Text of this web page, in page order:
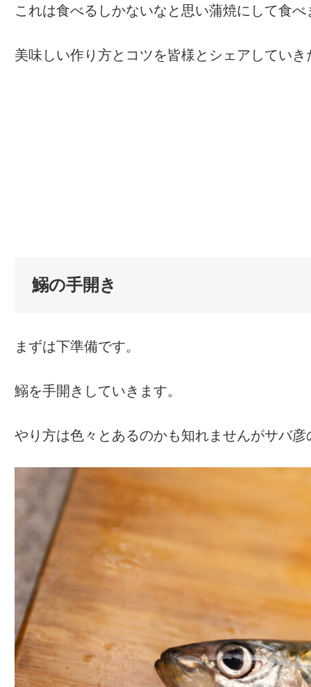
これは食べるしかないなと思い蒲焼にして食べ
美味しい作り方とコツを皆様とシェアしてい
鰯の手開き
まずは下準備です。
鰯を手開きしていきます。
やり方は色々とあるのかも知れませんがサバ